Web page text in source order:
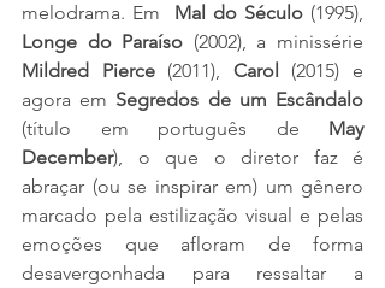
melodrama. Em Mal do Século
Longe do Paraíso
Mildred Pierce (2011), Carol (2015) e
agora em Segredos de um Escândalo
(título em português de May
December), o que o diretor faz é
abraçar (ou se inspirar em) um gênero
marcado pela estilização visual e pelas
emoções que afloram de forma
desavergonhada para ressaltar a